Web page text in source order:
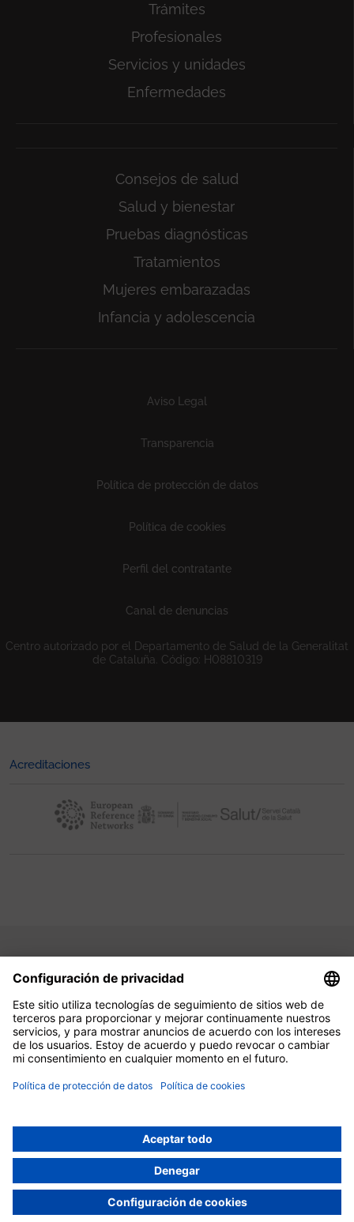
Trámites
Profesionales
Servicios y unidades
Enfermedades
Consejos de salud
Salud y bienestar
Pruebas diagnósticas
Tratamientos
Mujeres embarazadas
Infancia y adolescencia
Aviso Legal
Transparencia
Política de protección de datos
Política de cookies
Perfil del contratante
Canal de denuncias
Centro autorizado por el Departamento de Salud de la Generalitat
de Cataluña. Código: H08810319
Acreditaciones